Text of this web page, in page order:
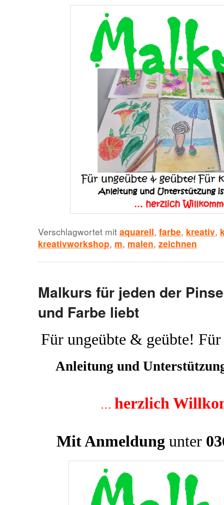
Verschlagwortet mit aquarell, farbe, kreativ,
kreativworkshop, m, malen, zeichnen
Malkurs für jeden der
und Farbe liebt
Für ungeübte & geübte!
Anleitung und
… herzlich
MitAnmeldung unter